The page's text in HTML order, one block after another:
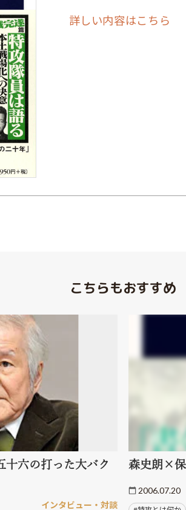
詳しい内容はこちら
こちらもおすすめ
十六の打った大バク
インタビュー・対談
森史朗×保
2006.07.20